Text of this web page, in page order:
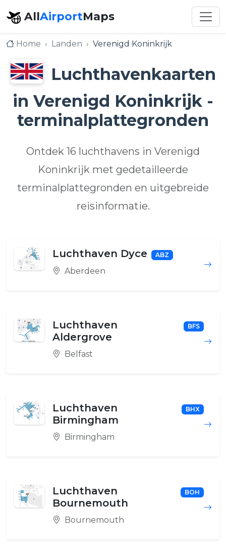
AllAirportMaps
Home Landen Verenigd Koninkrijk
Luchthavenkaarten
in Verenigd Koninkrijk -
terminalplattegronden
Ontdek 16 luchthavens in Verenigd
Koninkrijk met gedetailleerde
terminalplattegronden en uitgebreide
reisinformatie.
Luchthaven Dyce ABZ
Aberdeen
Luchthaven
Aldergrove
BFS
Belfast
Luchthaven
Birmingham
BHX
Birmingham
Luchthaven
Bournemouth
BOH
Bournemouth